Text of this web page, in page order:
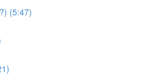
(5:47)